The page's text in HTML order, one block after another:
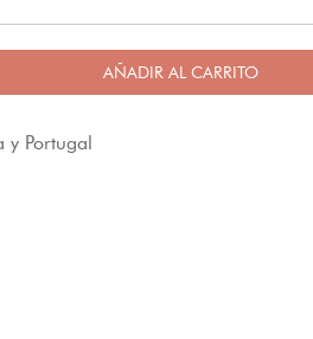
AÑADIR AL CARRITO
y Portugal